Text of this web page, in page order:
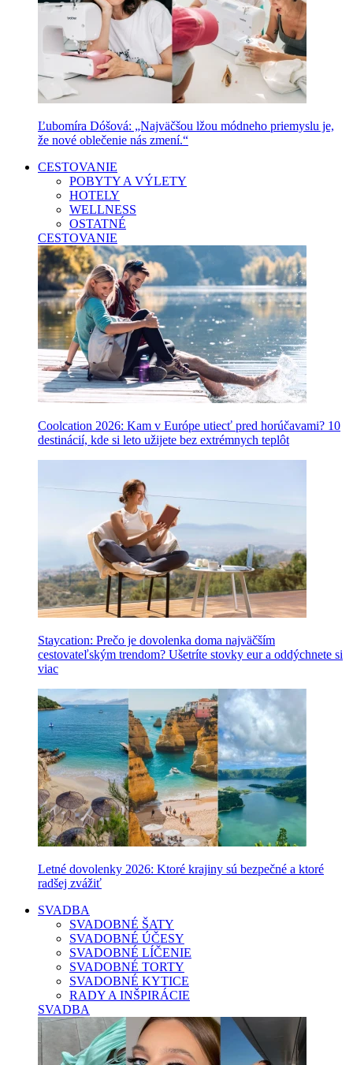
Ľubomíra Dóšová: „Najväčšou lžou módneho priemyslu je,
že nové oblečenie nás zmení.“
CESTOVANIE
POBYTY A VÝLETY
HOTELY
WELLNESS
OSTATNÉ
CESTOVANIE
Coolcation 2026: Kam v Európe utiecť pred horúčavami? 10
destinácií, kde si leto užijete bez extrémnych teplôt
Staycation: Prečo je dovolenka doma najväčším
cestovateľským trendom? Ušetríte stovky eur a oddýchnete si
viac
Letné dovolenky 2026: Ktoré krajiny sú bezpečné a ktoré
radšej zvážiť
SVADBA
SVADOBNÉ ŠATY
SVADOBNÉ ÚČESY
SVADOBNÉ LÍČENIE
SVADOBNÉ TORTY
SVADOBNÉ KYTICE
RADY A INŠPIRÁCIE
SVADBA